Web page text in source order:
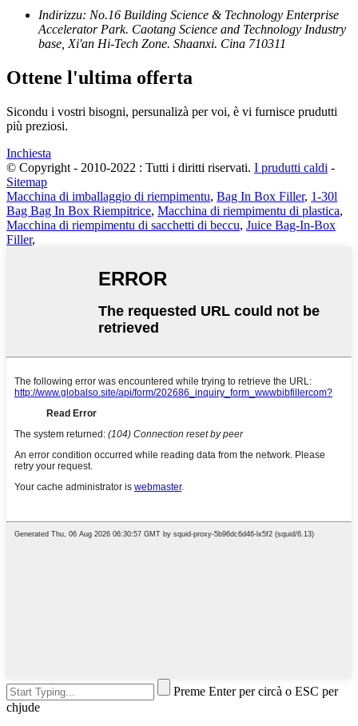
Indirizzu: No.16 Building Science & Technology Enterprise
Accelerator Park. Caotang Science and Technology Industry
base, Xi'an Hi-Tech Zone. Shaanxi. Cina 710311
Ottene l'ultima offerta
Sicondu i vostri bisogni, persunalizà per voi, è vi furnisce prudutti
più preziosi.
Inchiesta
© Copyright - 2010-2022 : Tutti i diritti riservati. I prudutti caldi -
Sitemap
Macchina di imballaggio di riempimentu, Bag In Box Filler, 1-30l
Bag Bag In Box Riempitrice, Macchina di riempimentu di plastica,
Macchina di riempimentu di sacchetti di beccu, Juice Bag-In-Box
Filler,
Preme Enter per circà o ESC per
chjude